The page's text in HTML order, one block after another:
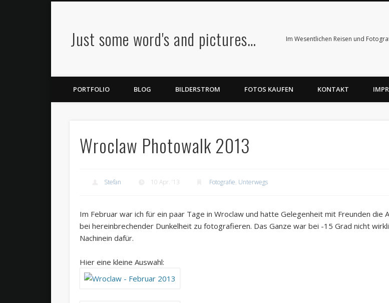
Just some word's and pictures… Im Wesentlichen Reisen und
Google+
PORTFOLIO BLOG BILDERSTROM FOTOS KAUFEN KONTAKT
Wroclaw Photowalk 2013
Stefan 10 Apr. ’13 Fotografie, Unterwegs
Im Februar war ich für ein paar Tage in Wroclaw und hatte Gelegenheit mit Freunden
bei hereinbrechender Dunkelheit zu fotografieren. Das Ganze war bei -15 Grad nicht
Nachinein dafür.
Hier eine kleine Auswahl: